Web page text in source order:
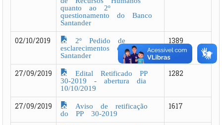
quanto ao 2º
questionamento do Banco
Santander
02/10/2019
2º Pedido de
esclarecimentos do Banco
Santander
1389
27/09/2019
Edital Retificado PP
30-2019 - abertura dia
10/10/2019
1282
27/09/2019
Aviso de retificação
do PP 30-2019
1617